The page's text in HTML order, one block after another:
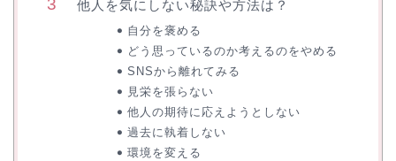
他人を気にしない秘訣や方法は？
自分を褒める
どう思っているのか考えるのをやめる
SNSから離れてみる
見栄を張らない
他人の期待に応えようとしない
過去に執着しない
環境を変える